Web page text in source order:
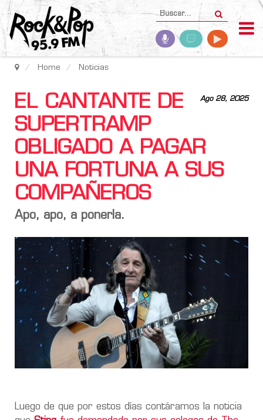
Home Noticias
Ago 28, 2025
EL CANTANTE DE
SUPERTRAMP
OBLIGADO A PAGAR
UNA FORTUNA A SUS
COMPAÑEROS
Apo, apo, a ponerla.
Luego de que por estos días contáramos la noticia